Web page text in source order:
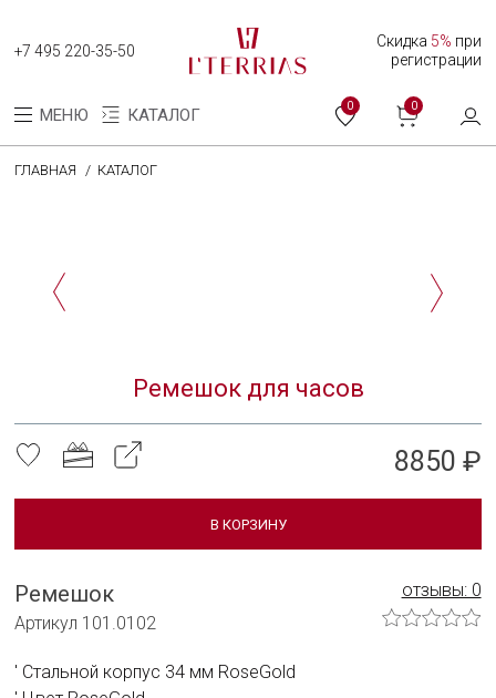
+7 495 220-35-50
Скидка 5% при
регистрации
МЕНЮ КАТАЛОГ 0 0
Коллекция мужских часов
Программа лояльности
Оплата долями
Система смены ремешка
Сервисное обслуживание
ГЛАВНАЯ КАТАЛОГ
Ремешок для часов
8850 ₽
В КОРЗИНУ
Ремешок
Артикул 101.0102
отзывы: 0
Стальной корпус 34 мм RoseGold